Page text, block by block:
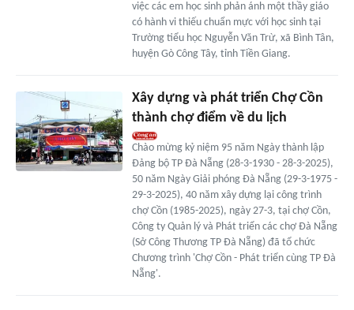
việc các em học sinh phản ánh một thầy giáo
có hành vi thiếu chuẩn mực với học sinh tại
Trường tiểu học Nguyễn Văn Trừ, xã Bình Tân,
huyện Gò Công Tây, tỉnh Tiền Giang.
Xây dựng và phát triển Chợ Cồn
thành chợ điểm về du lịch
Chào mừng kỷ niệm 95 năm Ngày thành lập
Đảng bộ TP Đà Nẵng (28-3-1930 - 28-3-2025),
50 năm Ngày Giải phóng Đà Nẵng (29-3-1975 -
29-3-2025), 40 năm xây dựng lại công trình
chợ Cồn (1985-2025), ngày 27-3, tại chợ Cồn,
Công ty Quản lý và Phát triển các chợ Đà Nẵng
(Sở Công Thương TP Đà Nẵng) đã tổ chức
Chương trình 'Chợ Cồn - Phát triển cùng TP Đà
Nẵng'.